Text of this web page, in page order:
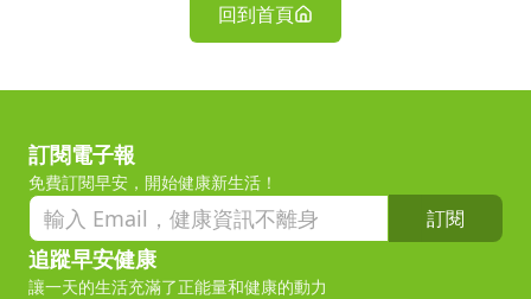
回到首頁
訂閱電子報
免費訂閱早安，開始健康新生活！
訂閱
追蹤早安健康
讓一天的生活充滿了正能量和健康的動力